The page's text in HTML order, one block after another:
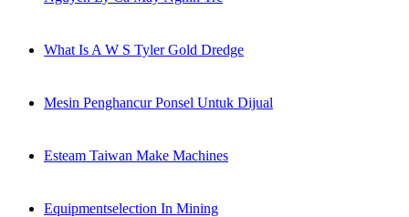
What Is A W S Tyler Gold Dredge
Mesin Penghancur Ponsel Untuk Dijual
Esteam Taiwan Make Machines
Equipmentselection In Mining